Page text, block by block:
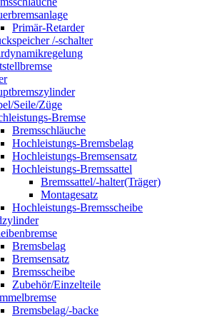
Primär-Retarder
/-schalter
Seile/Züge
Bremse
Bremsschläuche
Hochleistungs-Bremsbelag
Hochleistungs-Bremsensatz
Hochleistungs-Bremssattel
Bremssattel/-halter(Träger)
Montagesatz
Hochleistungs-Bremsscheibe
Bremsbelag
Bremsensatz
Bremsscheibe
Zubehör/Einzelteile
Bremsbelag/-backe